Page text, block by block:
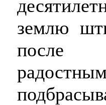
землю